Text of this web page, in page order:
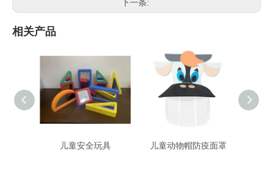
下一条:
相关产品
儿童安全玩具 儿童动物帽防疫面罩